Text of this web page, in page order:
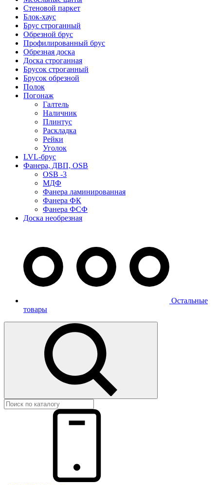
Стеновой паркет
Блок-хаус
Брус строганный
Обрезной брус
Профилированный брус
Обрезная доска
Доска строганная
Брусок строганный
Брусок обрезной
Полок
Погонаж
Галтель
Наличник
Плинтус
Раскладка
Рейки
Уголок
LVL-брус
Фанера, ДВП, OSB
OSB -3
МДФ
Фанера ламинированная
Фанера ФК
Фанера ФСФ
Доска необрезная
Остальные
товары